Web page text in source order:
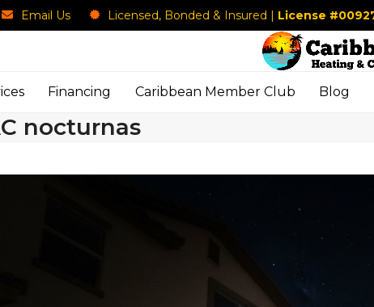
Email Us Licensed, Bonded & Insured | License
Financing Caribbean Member Club Blog
nocturnas